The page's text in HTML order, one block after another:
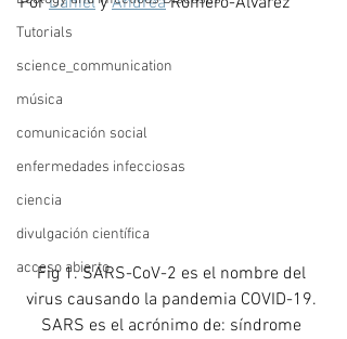
Tutorials
science_communication
música
comunicación social
enfermedades infecciosas
ciencia
divulgación científica
acceso abierto
Fig 1. SARS-CoV-2 es el nombre del
virus causando la pandemia COVID-19.
SARS es el acrónimo de: síndrome